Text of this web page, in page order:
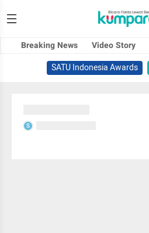
Breaking News Video Story
SATU Indonesia Awards
S